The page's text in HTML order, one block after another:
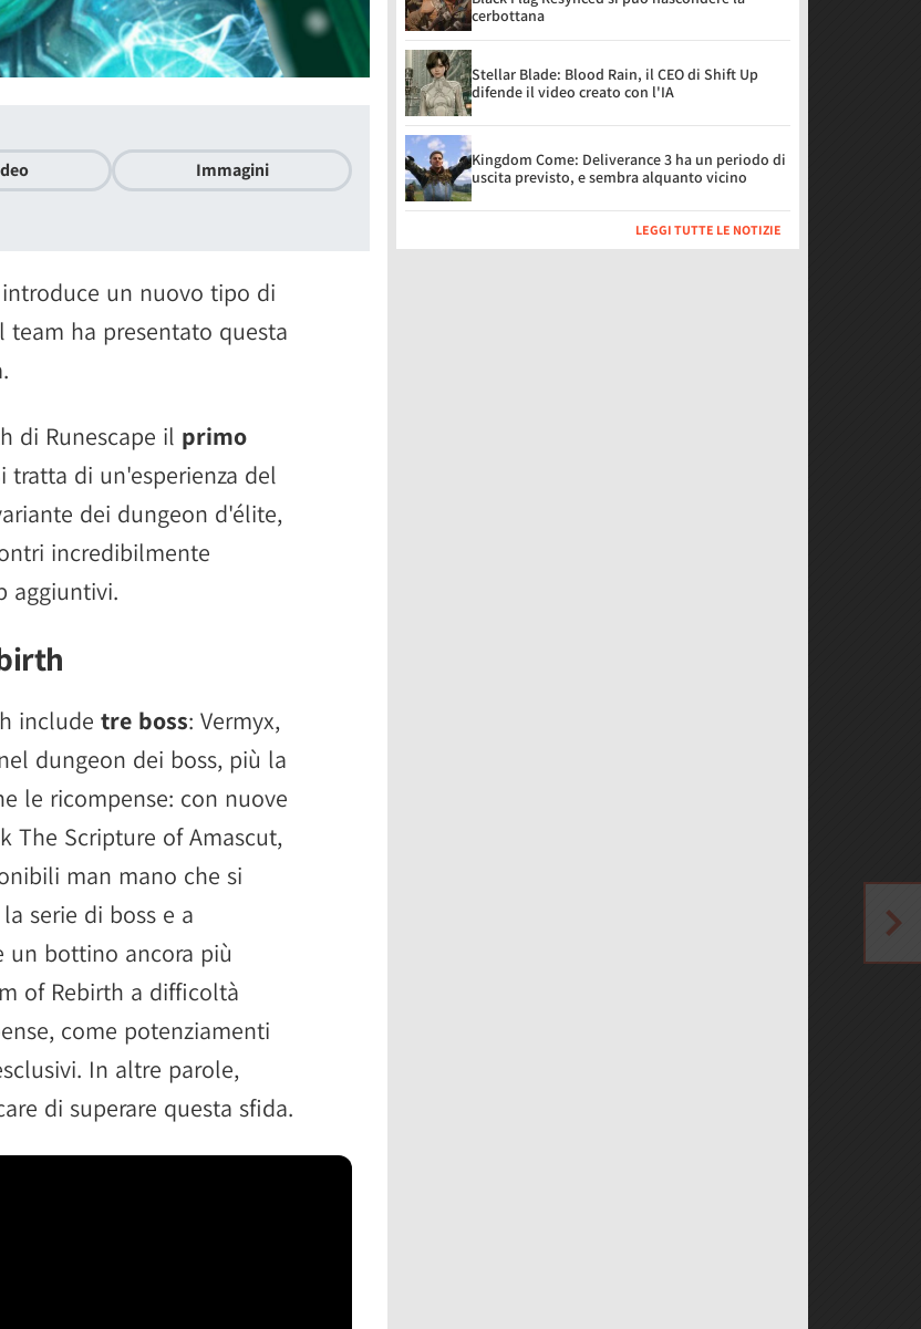
Immagini
un nuovo tipo di
team ha presentato questa
di Runescape il primo
tratta di un'esperienza del
dei dungeon d'élite,
incredibilmente
aggiuntivi.
include tre boss: Vermyx,
dungeon dei boss, più la
le ricompense: con nuove
The Scripture of Amascut,
man mano che si
serie di boss e a
un bottino ancora più
of Rebirth a difficoltà
come potenziamenti
In altre parole,
di superare questa sfida.
cerbottana
Stellar Blade: Blood Rain, il CEO di Shift Up
difende il video creato con l'IA
Kingdom Come: Deliverance 3 ha un periodo di
uscita previsto, e sembra alquanto vicino
LEGGI TUTTE LE NOTIZIE